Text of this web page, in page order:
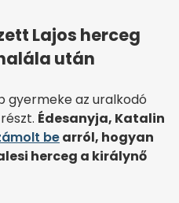
Lajos herceg
után
gyermeke az uralkodó
Édesanyja, Katalin
bearról, hogyan
herceg a királynő